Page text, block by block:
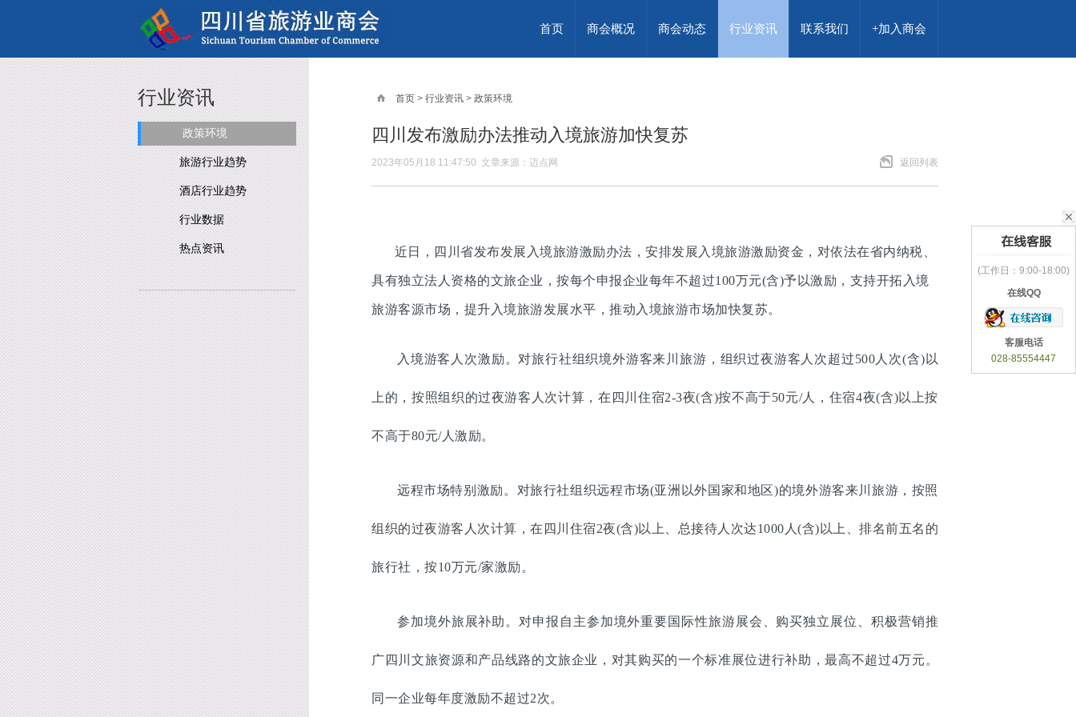
首页 商会概况 商会动态 行业资讯 联系我们 +加入商会
行业资讯
政策环境
旅游行业趋势
酒店行业趋势
行业数据
热点资讯
首页 > 行业资讯 > 政策环境
四川发布激励办法推动入境旅游加快复苏
返回列表
2023年05月18 11:47:50 文章来源：迈点网
近日，四川省发布发展入境旅游激励办法，安排发展入境旅游激励资金，对依法在省内纳税、
具有独立法人资格的文旅企业，按每个申报企业每年不超过100万元(含)予以激励，支持开拓入境
旅游客源市场，提升入境旅游发展水平，推动入境旅游市场加快复苏。
入境游客人次激励。对旅行社组织境外游客来川旅游，组织过夜游客人次超过500人次(含)以
上的，按照组织的过夜游客人次计算，在四川住宿2-3夜(含)按不高于50元/人，住宿4夜(含)以上按
不高于80元/人激励。
远程市场特别激励。对旅行社组织远程市场(亚洲以外国家和地区)的境外游客来川旅游，按照
组织的过夜游客人次计算，在四川住宿2夜(含)以上、总接待人次达1000人(含)以上、排名前五名的
旅行社，按10万元/家激励。
参加境外旅展补助。对申报自主参加境外重要国际性旅游展会、购买独立展位、积极营销推
广四川文旅资源和产品线路的文旅企业，对其购买的一个标准展位进行补助，最高不超过4万元。
同一企业每年度激励不超过2次。
(工作日：9:00-18:00)
在线QQ
客服电话
028-85554447